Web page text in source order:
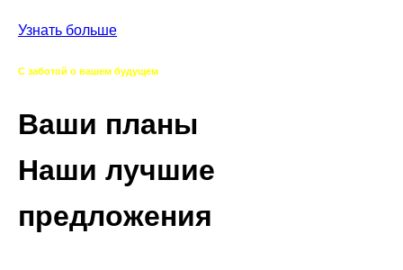
Узнать больше
С заботой о вашем будущем
Ваши планы
Наши лучшие
предложения